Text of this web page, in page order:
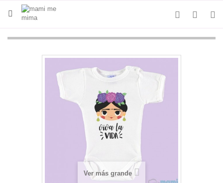
Ver más grande